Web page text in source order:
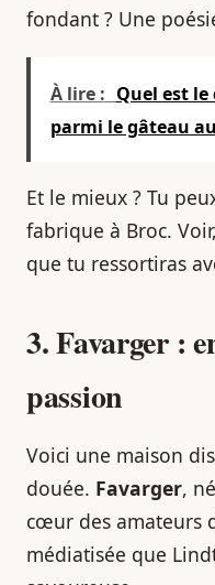
fondant ? Une
À lire : Quel est
parmi le gâteau
Et le mieux ? Tu
fabrique à Broc.
que tu ressortiras
3. Favarger :
passion
Voici une maison
douée. Favarger,
cœur des amateurs
médiatisée que